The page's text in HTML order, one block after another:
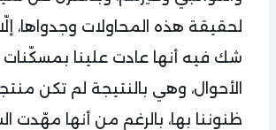
لحقيقة هذه المحاولات وجدواها،
شك فيه أنها عادت علينا
الأحوال، وهي بالنتيجة لم تكن
ظنوننا بها، بالرغم من أنها مهّدت